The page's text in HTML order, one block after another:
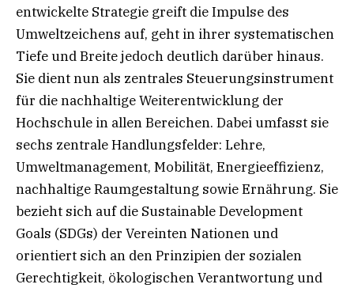
entwickelte Strategie greift die Impulse des
Umweltzeichens auf, geht in ihrer systematischen
Tiefe und Breite jedoch deutlich darüber hinaus.
Sie dient nun als zentrales Steuerungsinstrument
für die nachhaltige Weiterentwicklung der
Hochschule in allen Bereichen. Dabei umfasst sie
sechs zentrale Handlungsfelder: Lehre,
Umweltmanagement, Mobilität, Energieeffizienz,
nachhaltige Raumgestaltung sowie Ernährung. Sie
bezieht sich auf die Sustainable Development
Goals (SDGs) der Vereinten Nationen und
orientiert sich an den Prinzipien der sozialen
Gerechtigkeit, ökologischen Verantwortung und